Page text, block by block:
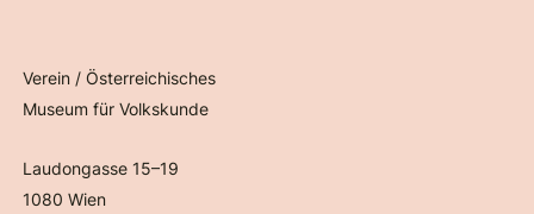
Verein / Österreichisches
Museum für Volkskunde
Laudongasse 15–19
1080 Wien